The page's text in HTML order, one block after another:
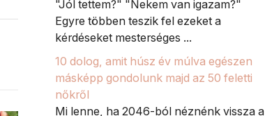
"Jól tettem?" "Nekem van igazam?"
Egyre többen teszik fel ezeket a
kérdéseket mesterséges ...
10 dolog, amit húsz év múlva egészen
másképp gondolunk majd az 50 feletti
nőkről
Mi lenne, ha 2046-ból néznénk vissza a